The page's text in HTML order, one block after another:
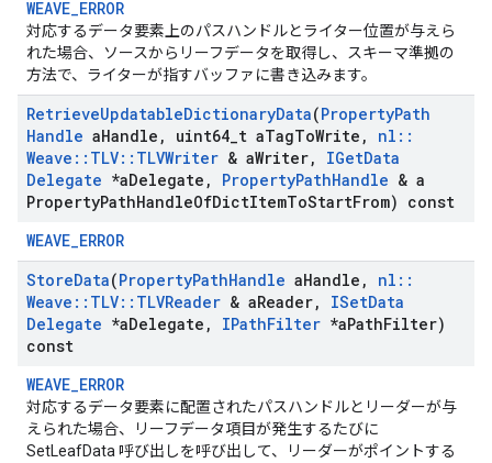
WEAVE_ERROR
対応するデータ要素上のパスハンドルとライター位置が与えら
れた場合、ソースからリーフデータを取得し、スキーマ準拠の
方法で、ライターが指すバッファに書き込みます。
RetrieveUpdatableDictionaryData(PropertyPath
Handle aHandle , uint64 t aTagToWrite , nl ::
Weave :: TLV:: TLVWriter & aWriter, IGetData
Delegate *aDelegate , PropertyPathHandle & a
PropertyPathHandleOfDictItemToStartFrom) const
WEAVE_ERROR
StoreData(PropertyPathHandle aHandle , nl ::
Weave :: TLV:: TLVReader & aReader, ISetData
Delegate *aDelegate , IPathFilter *aPathFilter)
const
WEAVE_ERROR
対応するデータ要素に配置されたパスハンドルとリーダーが与
えられた場合、リーフデータ項目が発生するたびに
SetLeafData 呼び出しを呼び出して、リーダーがポイントする